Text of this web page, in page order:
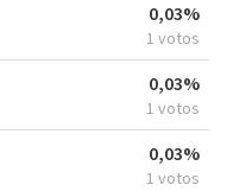
0,03%
1 votos
0,03%
1 votos
0,03%
1 votos